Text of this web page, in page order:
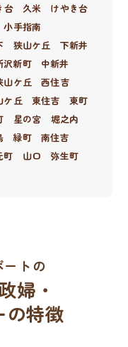
台 久米
けやき台
小手指南
狭山ケ丘
下新井
沢新町
中新井
山ケ丘
西住吉
ケ丘 東住吉
東町
星の宮
堀之内
緑町
南住吉
町 山口
弥生町
ートの
婦・
の特徴